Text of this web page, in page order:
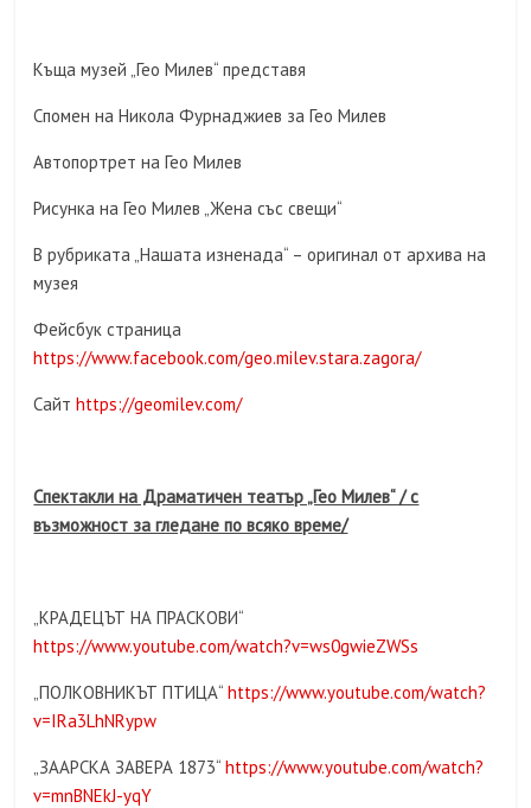
Къща музей „Гео Милев“ представя
Спомен на Никола Фурнаджиев за Гео Милев
Автопортрет на Гео Милев
Рисунка на Гео Милев „Жена със свещи“
В рубриката „Нашата изненада“ – оригинал от архива на
музея
Фейсбук страница
https://www.facebook.com/geo.milev.stara.zagora/
Сайтhttps://geomilev.com/
Спектакли на Драматичен театър „Гео Милев“ / с
възможност за гледане по всяко време/
„КРАДЕЦЪТ НА ПРАСКОВИ“
https://www.youtube.com/watch?v=ws0gwieZWSs
„ПОЛКОВНИКЪТ ПТИЦА“https://www.youtube.com/watch?
v=IRa3LhNRypw
„ЗААРСКА ЗАВЕРА 1873“https://www.youtube.com/watch?
v=mnBNEkJ-yqY